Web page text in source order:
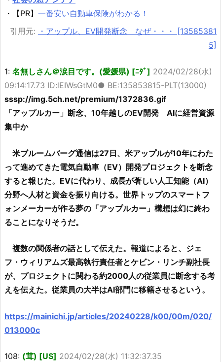
・【PR】 一番安い自動車保険がわかる！
引用元:
・アップル、EV開発断念 なぜ・・・ [13585381
5]
1: 名無しさん＠涙目です。(愛媛県) [ﾆﾀﾞ] 2024/02/28(水)
09:14:17.73 ID:lEIWsGtM0● BE:135853815-PLT(13000)
sssp://img.5ch.net/premium/1372836.gif
「アップルカー」断念、10年越しのEV開発 AIに経営資源
集中か
米ブルームバーグ通信は27日、米アップルが10年にわた
って進めてきた電気自動車（EV）開発プロジェクトを断念
すると報じた。EVに代わり、成長が著しい人工知能（AI）
分野へ人材と資金を振り向ける。世界トップのスマートフ
ォンメーカーが作る夢の「アップルカー」構想は幻に終わ
ることになりそうだ。
複数の関係者の話として伝えた。報道によると、ジェ
フ・ウィリアムズ最高執行責任者とケビン・リンチ副社長
が、プロジェクトに関わる約2000人の従業員に断念する考
えを伝えた。従業員の大半はAI部門に移籍させるという。
https://mainichi.jp/articles/20240228/k00/00m/020/
013000c
108: (茸) [US] 2024/02/28(水) 11:32:37.35